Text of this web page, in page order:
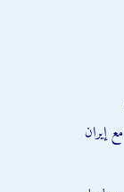
إيران